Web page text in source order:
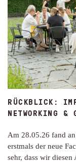
RÜCKBLICK:
NETWORKING &
Am 28.05.26 fand
erstmals der neue
sehr, dass wir